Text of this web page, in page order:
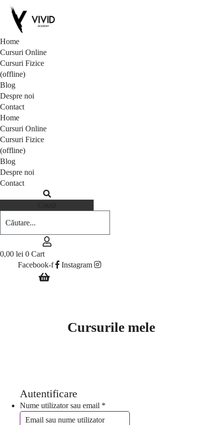
Home
Cursuri Online
Cursuri Fizice
(offline)
Blog
Despre noi
Contact
Home
Cursuri Online
Cursuri Fizice
(offline)
Blog
Despre noi
Contact
0,00 lei 0 Cart
Facebook-f
Instagram
Cursurile mele
Autentificare
Nume utilizator sau email *